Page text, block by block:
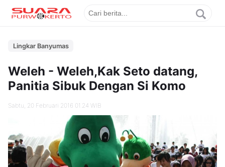
Lingkar Banyumas
Weleh - Weleh,Kak Seto datang,
Panitia Sibuk Dengan Si Komo
Sabtu, 20 Februari 2016 01.24 WIB